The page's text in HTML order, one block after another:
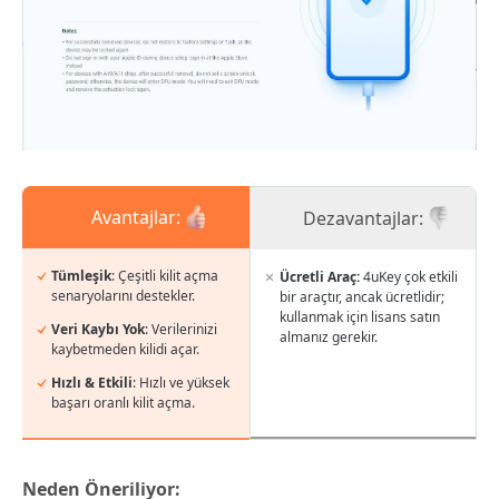
Avantajlar:
Tümleşik: Çeşitli kilit açma
senaryolarını destekler.
Veri Kaybı Yok: Verilerinizi
kaybetmeden kilidi açar.
Hızlı & Etkili: Hızlı ve yüksek
başarı oranlı kilit açma.
Dezavantajlar:
Ücretli Araç:4uKey çok etkili
bir araçtır, ancak ücretlidir;
kullanmak için lisans satın
almanız gerekir.
Neden Öneriliyor: